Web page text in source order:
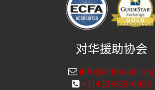
对华援助协会
info@chinaaid.org
+1(432)689-6985